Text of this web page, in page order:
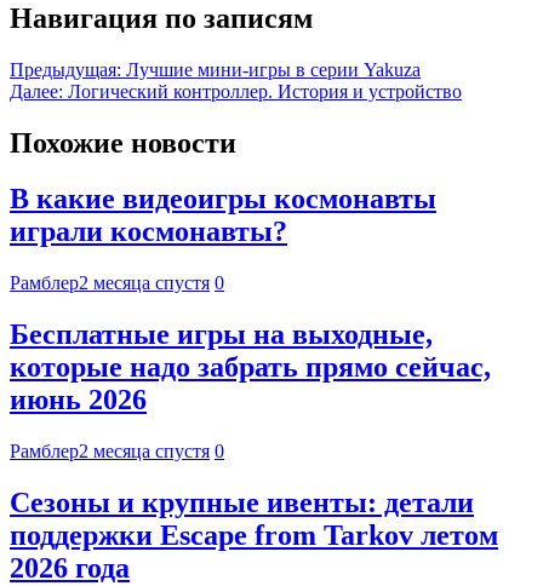
Навигация по записям
Предыдущая: Лучшие мини-игры в серии Yakuza
Далее: Логический контроллер. История и устройство
Похожие новости
В какие видеоигры космонавты
играли космонавты?
Рамблер2 месяца спустя 0
Бесплатные игры на выходные,
которые надо забрать прямо сейчас,
июнь 2026
Рамблер2 месяца спустя 0
Сезоны и крупные ивенты: детали
поддержки Escape from Tarkov летом
2026 года